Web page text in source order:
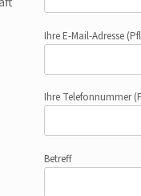
Ihre E-Mail-Adresse
Ihre Telefonnummer
Betreff